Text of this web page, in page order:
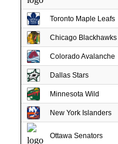
Toronto Maple Leafs
Chicago Blackhawks
Colorado Avalanche
Dallas Stars
Minnesota Wild
New York Islanders
Ottawa Senators